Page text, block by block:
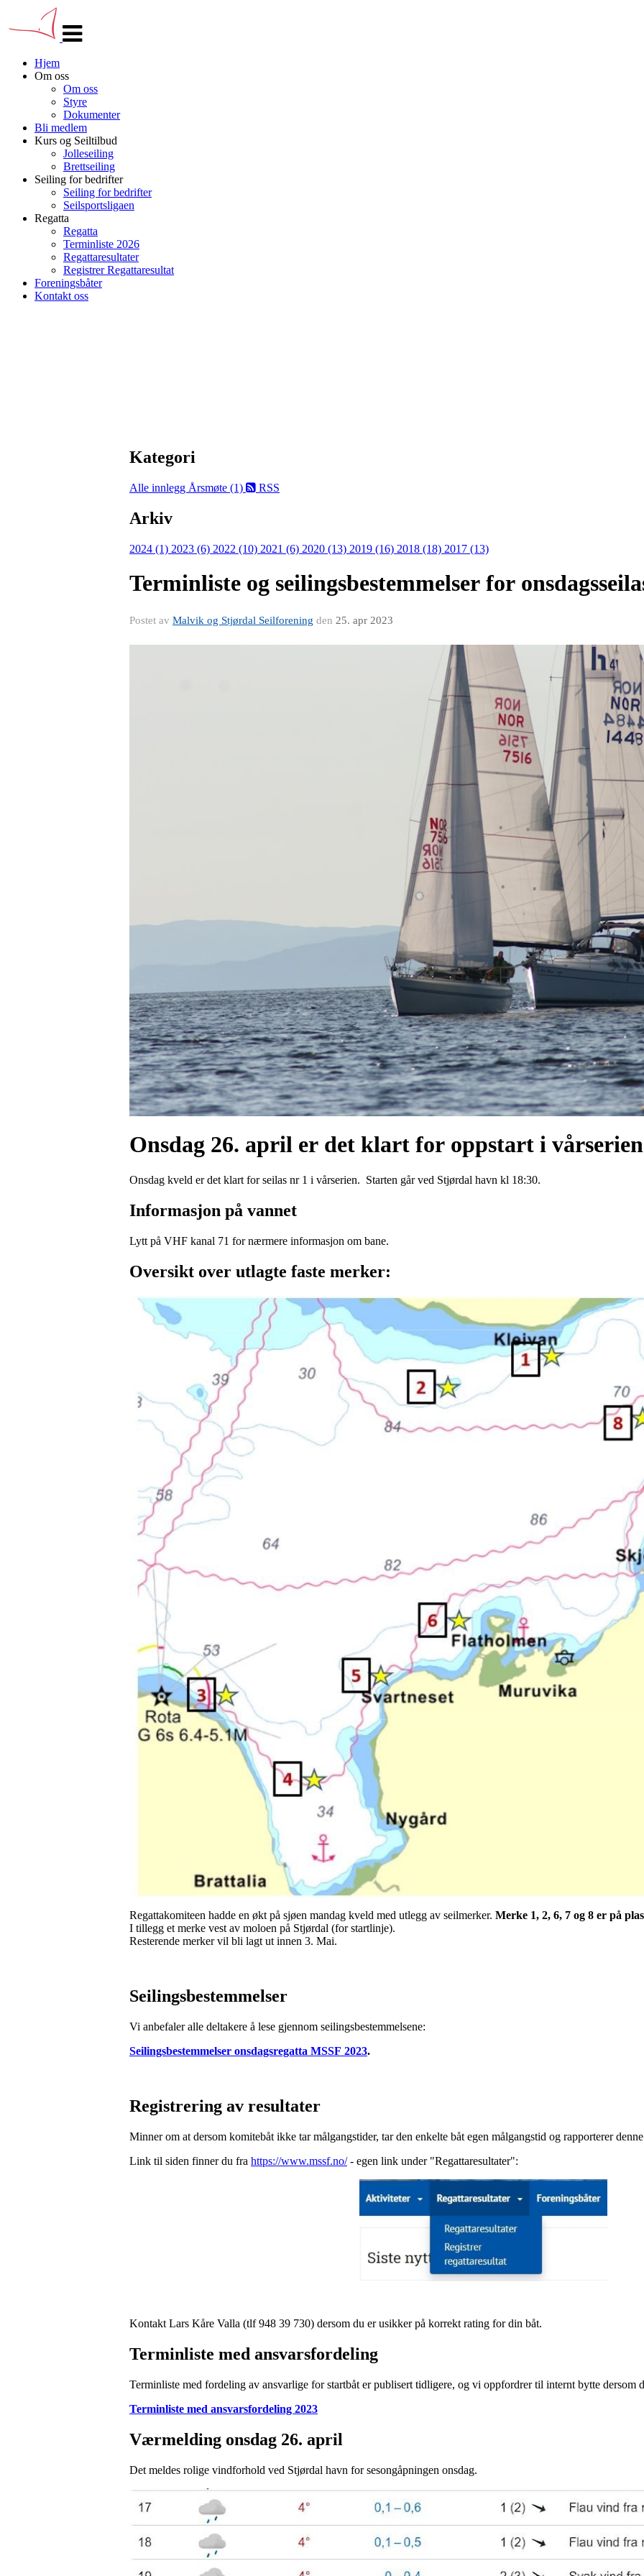
navigasjon
Hjem
Om oss
Om oss
Styre
Dokumenter
Bli medlem
Kurs og Seiltilbud
Jolleseiling
Brettseiling
Seiling for bedrifter
Seiling for bedrifter
Seilsportsligaen
Regatta
Regatta
Terminliste 2026
Regattaresultater
Registrer Regattaresultat
Foreningsbåter
Kontakt oss
Kategori
Alle innlegg Årsmøte (1) RSS
Arkiv
2024 (1) 2023 (6) 2022 (10) 2021 (6) 2020 (13) 2019 (16) 2018 (18) 2017 (13)
Terminliste og seilingsbestemmelser for
Postet av Malvik og Stjørdal Seilforening den 25. apr 2023
Onsdag 26. april er det klart for oppstart i
Onsdag kveld er det klart for seilas nr 1 i vårserien. Starten går ved Stjørdal havn kl 18:30.
Informasjon på vannet
Lytt på VHF kanal 71 for nærmere informasjon om bane.
Oversikt over utlagte faste merker:
Regattakomiteen hadde en økt på sjøen mandag kveld med utlegg av seilmerker. Merke 1, 2, 6, 7 og 8 er på
I tillegg et merke vest av moloen på Stjørdal (for startlinje).
Resterende merker vil bli lagt ut innen 3. Mai.
Seilingsbestemmelser
Vi anbefaler alle deltakere å lese gjennom seilingsbestemmelsene:
Seilingsbestemmelser onsdagsregatta MSSF 2023.
Registrering av resultater
Minner om at dersom komitebåt ikke tar målgangstider, tar den enkelte båt egen målgangstid og rapporterer
Link til siden finner du fra https://www.mssf.no/- egen link under "Regattaresultater":
Kontakt Lars Kåre Valla (tlf 948 39 730) dersom du er usikker på korrekt rating for din båt.
Terminliste med ansvarsfordeling
Terminliste med fordeling av ansvarlige for startbåt er publisert tidligere, og vi oppfordrer til internt bytte dersom
Terminliste med ansvarsfordeling 2023
Værmelding onsdag 26. april
Det meldes rolige vindforhold ved Stjørdal havn for sesongåpningen onsdag.